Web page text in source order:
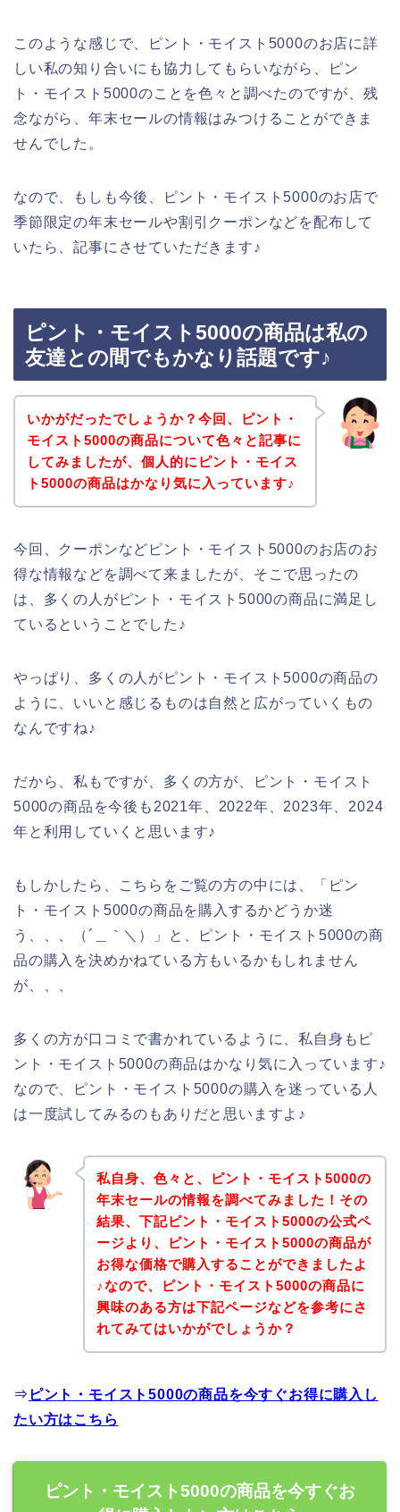
このような感じで、ピント・モイスト5000のお店に詳
しい私の知り合いにも協力してもらいながら、ピン
ト・モイスト5000のことを色々と調べたのですが、残
念ながら、年末セールの情報はみつけることができま
せんでした。
なので、もしも今後、ピント・モイスト5000のお店で
季節限定の年末セールや割引クーポンなどを配布して
いたら、記事にさせていただきます♪
ピント・モイスト5000の商品は私の
友達との間でもかなり話題です♪
いかがだったでしょうか？今回、ピント・
モイスト5000の商品について色々と記事に
してみましたが、個人的にピント・モイス
ト5000の商品はかなり気に入っています♪
今回、クーポンなどピント・モイスト5000のお店のお
得な情報などを調べて来ましたが、そこで思ったの
は、多くの人がピント・モイスト5000の商品に満足し
ているということでした♪
やっぱり、多くの人がピント・モイスト5000の商品の
ように、いいと感じるものは自然と広がっていくもの
なんですね♪
だから、私もですが、多くの方が、ピント・モイスト
5000の商品を今後も2021年、2022年、2023年、2024
年と利用していくと思います♪
もしかしたら、こちらをご覧の方の中には、「ピン
ト・モイスト5000の商品を購入するかどうか迷
う、、、（´＿｀＼）」と、ピント・モイスト5000の商
品の購入を決めかねている方もいるかもしれません
が、、、
多くの方が口コミで書かれているように、私自身もピ
ント・モイスト5000の商品はかなり気に入っています♪
なので、ピント・モイスト5000の購入を迷っている人
は一度試してみるのもありだと思いますよ♪
私自身、色々と、ピント・モイスト5000の
年末セールの情報を調べてみました！その
結果、下記ピント・モイスト5000の公式ペ
ージより、ピント・モイスト5000の商品が
お得な価格で購入することができましたよ
♪なので、ピント・モイスト5000の商品に
興味のある方は下記ページなどを参考にさ
れてみてはいかがでしょうか？
⇒ ピント・モイスト5000の商品を今すぐお得に購入し
たい方はこちら
ピント・モイスト5000の商品を今すぐお